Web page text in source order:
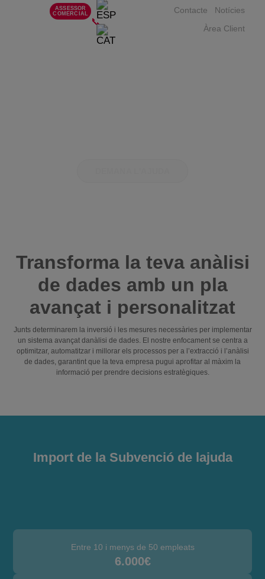
ASSESSOR
COMERCIAL
📞
Contacte
Notícies
Àrea Client
Transforma la teva anàlisi
de dades amb un pla
avançat i personalitzat
Junts determinarem la inversió i les mesures necessàries per implementar
un sistema avançat danàlisi de dades. El nostre enfocament se centra a
optimitzar, automatitzar i millorar els processos per a l’extracció i l’anàlisi
de dades, garantint que la teva empresa pugui aprofitar al màxim la
informació per prendre decisions estratègiques.
Import de la Subvenció de lajuda
Entre 10 i menys de 50 empleats
6.000€